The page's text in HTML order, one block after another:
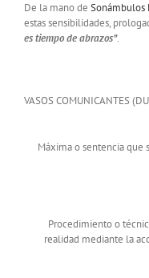
De la mano de Sonámbulos
estas sensibilidades,
es tiempo de abrazos”.
VASOS COMUNICANTES
Máxima o sentencia que
Procedimiento o
realidad mediante la